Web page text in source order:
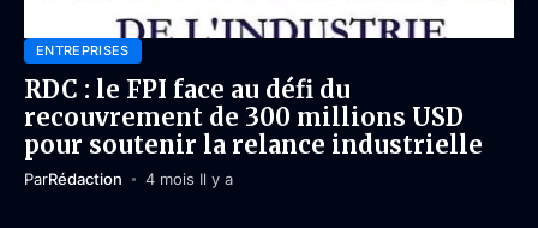
ENTREPRISES
RDC : le FPI face au défi du
recouvrement de 300 millions USD
pour soutenir la relance industrielle
ParRédaction 4 mois Il y a